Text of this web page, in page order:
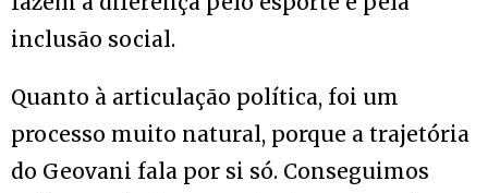
inclusão social.
Quanto à articulação política, foi um
processo muito natural, porque a trajetória
do Geovani fala por si só. Conseguimos